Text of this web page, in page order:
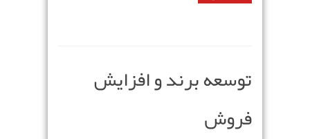
توسعه برند و افزایش
فروش